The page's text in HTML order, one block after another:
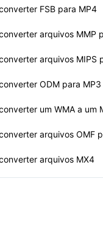
FSB para MP4
arquivos MMP
arquivos MIPS
ODM para MP3
um WMA a um
arquivos OMF
arquivos MX4